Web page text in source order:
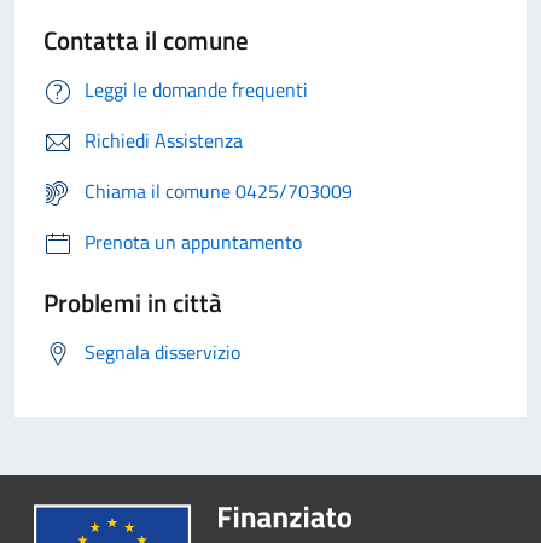
Contatta il comune
Leggi le domande frequenti
Richiedi Assistenza
Chiama il comune 0425/703009
Prenota un appuntamento
Problemi in città
Segnala disservizio